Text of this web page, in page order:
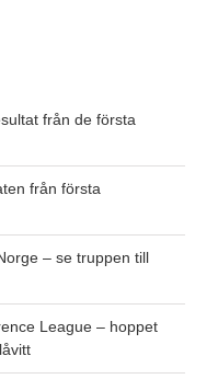
från de första
från första
– se truppen till
League – hoppet